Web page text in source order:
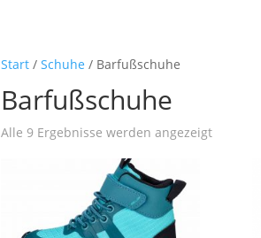
Start /Schuhe / Barfußschuhe
Barfußschuhe
Alle 9 Ergebnisse werden angezeigtNach